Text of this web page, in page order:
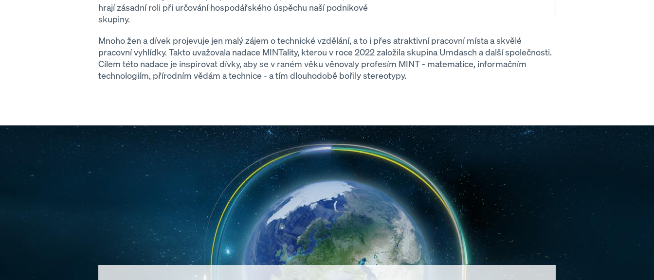
hrají zásadní roli při určování hospodářského úspěchu naší podnikové
skupiny.
Mnoho žen a dívek projevuje jen malý zájem o technické vzdělání, a to i přes atraktivní pracovní místa a skvělé
pracovní vyhlídky. Takto uvažovala nadace MINTality, kterou v roce 2022 založila skupina Umdasch a další společnosti.
Cílem této nadace je inspirovat dívky, aby se v raném věku věnovaly profesím MINT - matematice, informačním
technologiím, přírodním vědám a technice - a tím dlouhodobě bořily stereotypy.